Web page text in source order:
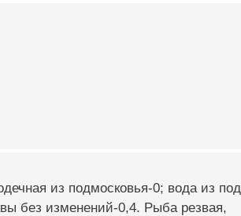
из подмосковья-0; вода из под
без изменений-0,4. Рыба резвая,